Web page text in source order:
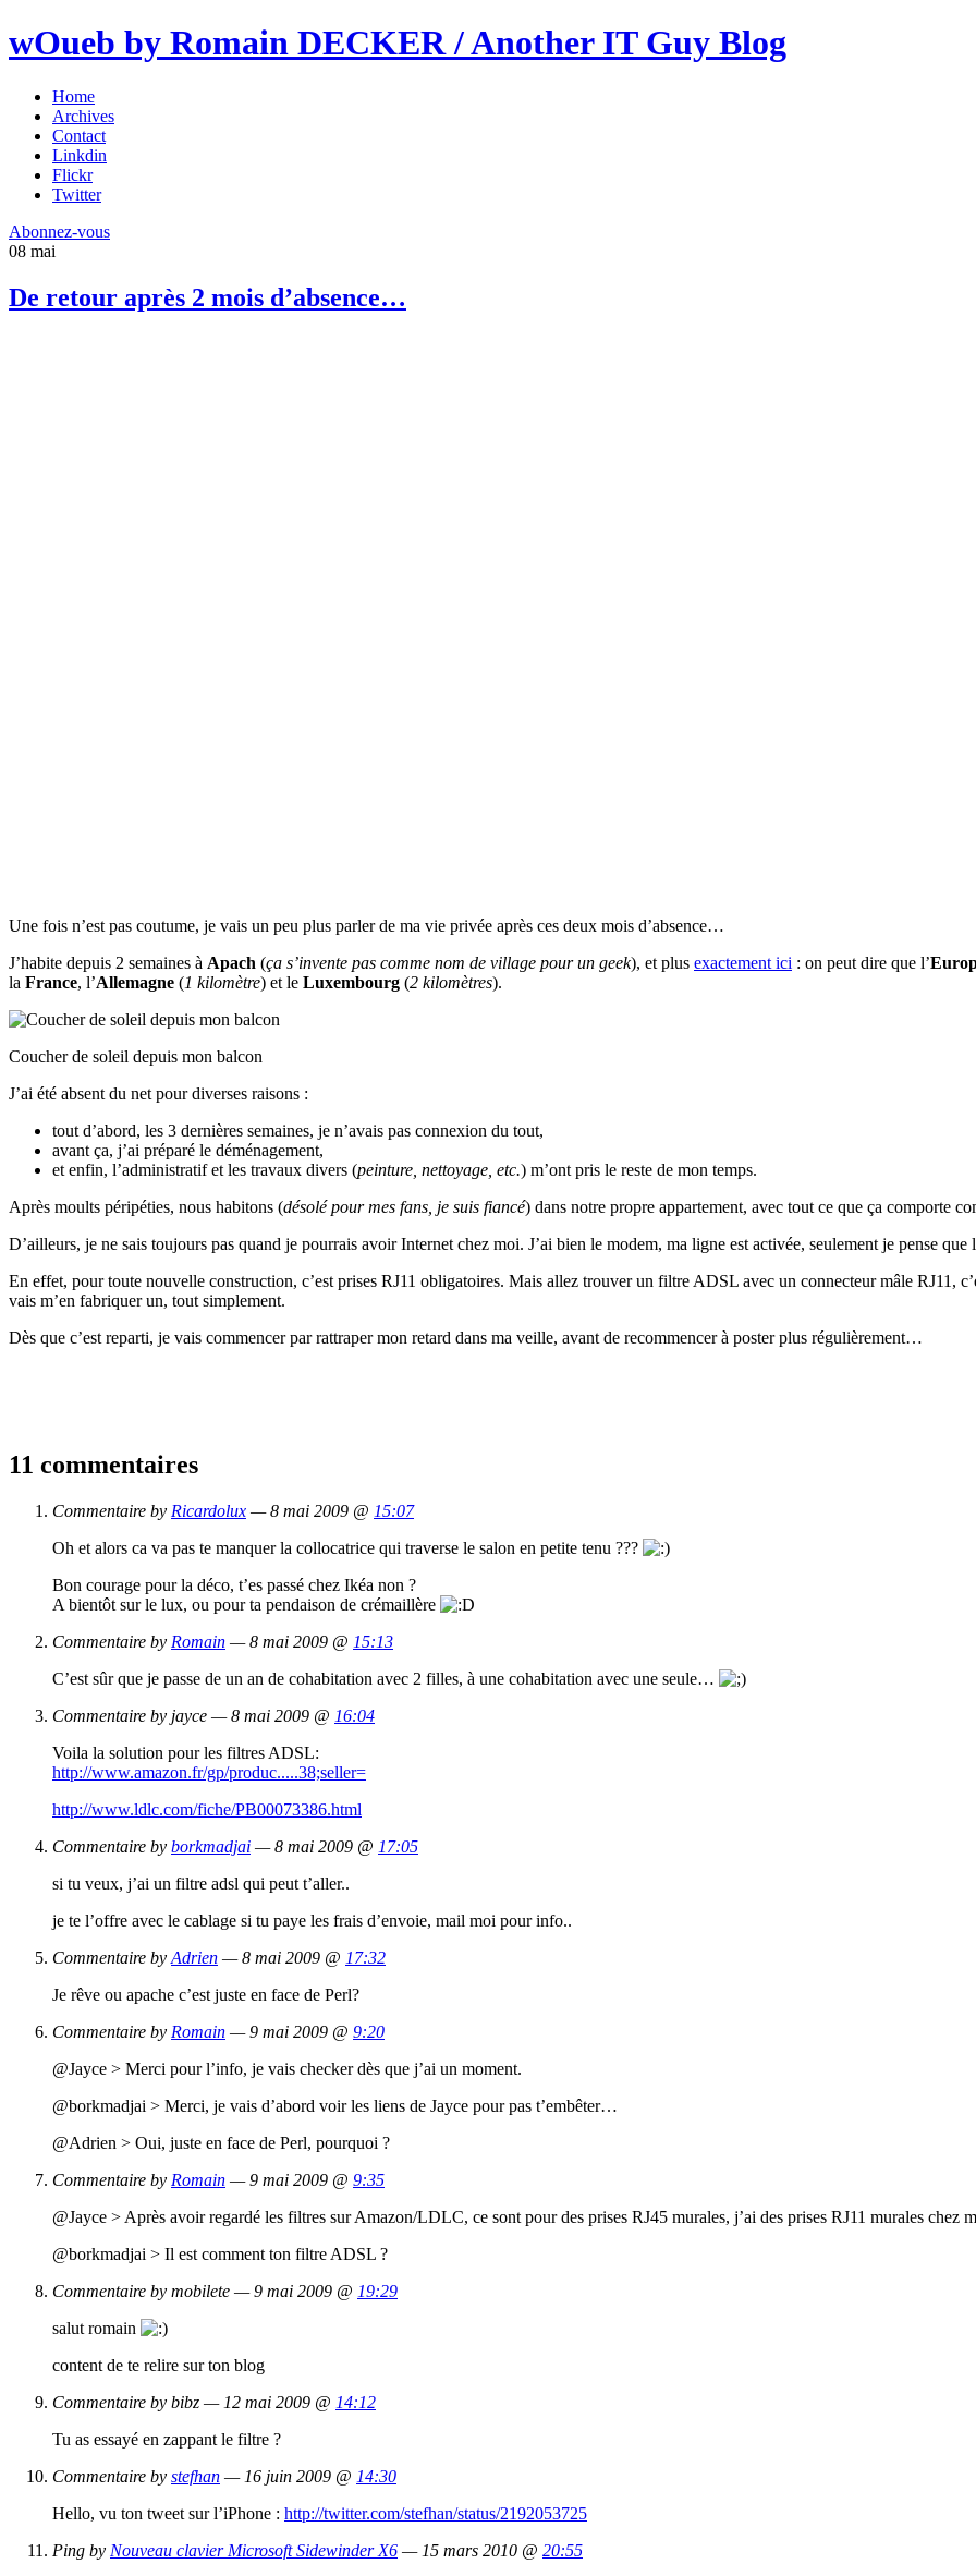
wOueb by Romain DECKER / Another IT Guy Blog
Home
Archives
Contact
Linkdin
Flickr
Twitter
Abonnez-vous
08 mai
De retour après 2 mois d’absence…
Une fois n’est pas coutume, je vais un peu plus parler de ma vie privée après ces deux mois d’absence…
J’habite depuis 2 semaines à Apach (ça s’invente pas comme nom de village pour un geek), et plus exactement ici : on peut dire que l’
la France, l’Allemagne (1 kilomètre) et le Luxembourg (2 kilomètres).
Coucher de soleil depuis mon balcon
J’ai été absent du net pour diverses raisons :
tout d’abord, les 3 dernières semaines, je n’avais pas connexion du tout,
avant ça, j’ai préparé le déménagement,
et enfin, l’administratif et les travaux divers (peinture, nettoyage, etc.) m’ont pris le reste de mon temps.
Après moults péripéties, nous habitons (désolé pour mes fans, je suis fiancé) dans notre propre appartement, avec tout ce que ça comporte
D’ailleurs, je ne sais toujours pas quand je pourrais avoir Internet chez moi. J’ai bien le modem, ma ligne est activée, seulement je pense
En effet, pour toute nouvelle construction, c’est prises RJ11 obligatoires. Mais allez trouver un filtre ADSL avec un connecteur mâle RJ11,
vais m’en fabriquer un, tout simplement.
Dès que c’est reparti, je vais commencer par rattraper mon retard dans ma veille, avant de recommencer à poster plus régulièrement…
11 commentaires
Commentaire by Ricardolux — 8 mai 2009 @ 15:07
Oh et alors ca va pas te manquer la collocatrice qui traverse le salon en petite tenu ???
Bon courage pour la déco, t’es passé chez Ikéa non ?
A bientôt sur le lux, ou pour ta pendaison de crémaillère
Commentaire by Romain — 8 mai 2009 @ 15:13
C’est sûr que je passe de un an de cohabitation avec 2 filles, à une cohabitation avec une seule…
Commentaire by jayce — 8 mai 2009 @ 16:04
Voila la solution pour les filtres ADSL:
http://www.amazon.fr/gp/produc.....38;seller=
http://www.ldlc.com/fiche/PB00073386.html
Commentaire by borkmadjai — 8 mai 2009 @ 17:05
si tu veux, j’ai un filtre adsl qui peut t’aller..
je te l’offre avec le cablage si tu paye les frais d’envoie, mail moi pour info..
Commentaire by Adrien — 8 mai 2009 @ 17:32
Je rêve ou apache c’est juste en face de Perl?
Commentaire by Romain — 9 mai 2009 @ 9:20
@Jayce > Merci pour l’info, je vais checker dès que j’ai un moment.
@borkmadjai > Merci, je vais d’abord voir les liens de Jayce pour pas t’embêter…
@Adrien > Oui, juste en face de Perl, pourquoi ?
Commentaire by Romain — 9 mai 2009 @ 9:35
@Jayce > Après avoir regardé les filtres sur Amazon/LDLC, ce sont pour des prises RJ45 murales, j’ai des prises RJ11 murales chez
@borkmadjai > Il est comment ton filtre ADSL ?
Commentaire by mobilete — 9 mai 2009 @ 19:29
salut romain
content de te relire sur ton blog
Commentaire by bibz — 12 mai 2009 @ 14:12
Tu as essayé en zappant le filtre ?
Commentaire by stefhan — 16 juin 2009 @ 14:30
Hello, vu ton tweet sur l’iPhone : http://twitter.com/stefhan/status/2192053725
Ping by Nouveau clavier Microsoft Sidewinder X6 — 15 mars 2010 @ 20:55